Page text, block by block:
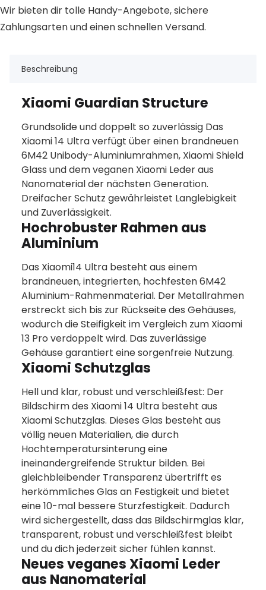
Wir bieten dir tolle Handy-Angebote, sichere
Zahlungsarten und einen schnellen Versand.
Beschreibung
Xiaomi Guardian Structure
Grundsolide und doppelt so zuverlässig Das
Xiaomi 14 Ultra verfügt über einen brandneuen
6M42 Unibody-Aluminiumrahmen, Xiaomi Shield
Glass und dem veganen Xiaomi Leder aus
Nanomaterial der nächsten Generation.
Dreifacher Schutz gewährleistet Langlebigkeit
und Zuverlässigkeit.
Hochrobuster Rahmen aus
Aluminium
Das Xiaomi14 Ultra besteht aus einem
brandneuen, integrierten, hochfesten 6M42
Aluminium-Rahmenmaterial. Der Metallrahmen
erstreckt sich bis zur Rückseite des Gehäuses,
wodurch die Steifigkeit im Vergleich zum Xiaomi
13 Pro verdoppelt wird. Das zuverlässige
Gehäuse garantiert eine sorgenfreie Nutzung.
Xiaomi Schutzglas
Hell und klar, robust und verschleißfest: Der
Bildschirm des Xiaomi 14 Ultra besteht aus
Xiaomi Schutzglas. Dieses Glas besteht aus
völlig neuen Materialien, die durch
Hochtemperatursinterung eine
ineinandergreifende Struktur bilden. Bei
gleichbleibender Transparenz übertrifft es
herkömmliches Glas an Festigkeit und bietet
eine 10-mal bessere Sturzfestigkeit. Dadurch
wird sichergestellt, dass das Bildschirmglas klar,
transparent, robust und verschleißfest bleibt
und du dich jederzeit sicher fühlen kannst.
Neues veganes Xiaomi Leder
aus Nanomaterial